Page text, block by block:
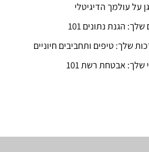
על עולמך הדיגיטלי
הגנת נתונים 101
שלך: טיפים ותחביבים חיוניים
אבטחת רשת 101